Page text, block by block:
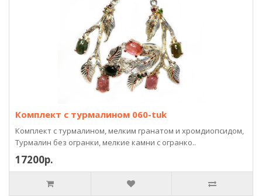
Комплект с турмалином 060-tuk
Комплект с турмалином, мелким гранатом и хромдиопсидом,
Турмалин без огранки, мелкие камни с огранко..
17200р.